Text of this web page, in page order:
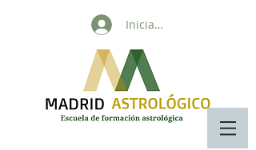
Iniciar sesión